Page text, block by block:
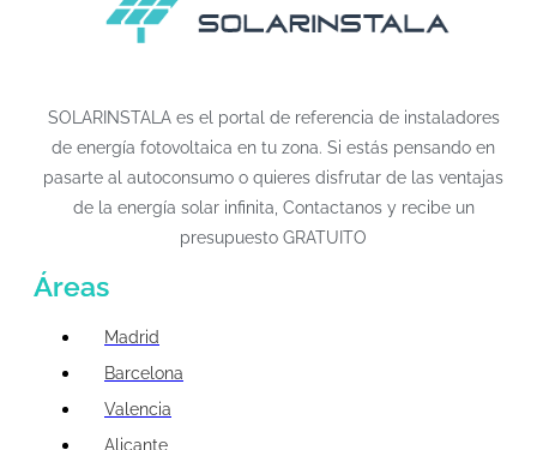
SOLARINSTALA es el portal de referencia de instaladores
de energía fotovoltaica en tu zona. Si estás pensando en
pasarte al autoconsumo o quieres disfrutar de las ventajas
de la energía solar infinita, Contactanos y recibe un
presupuesto GRATUITO
Áreas
Madrid
Barcelona
Valencia
Alicante